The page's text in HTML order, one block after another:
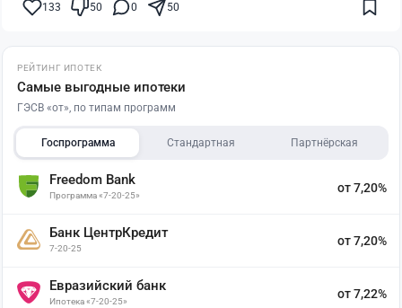
133 50 0 50
РЕЙТИНГ ИПОТЕК
Самые выгодные ипотеки
ГЭСВ «от», по типам программ
Госпрограмма Стандартная Партнёрская
Freedom Bank
Программа «7-20-25»
от 7,20%
Банк ЦентрКредит
7-20-25
от 7,20%
Евразийский банк
Ипотека «7-20-25»
от 7,22%